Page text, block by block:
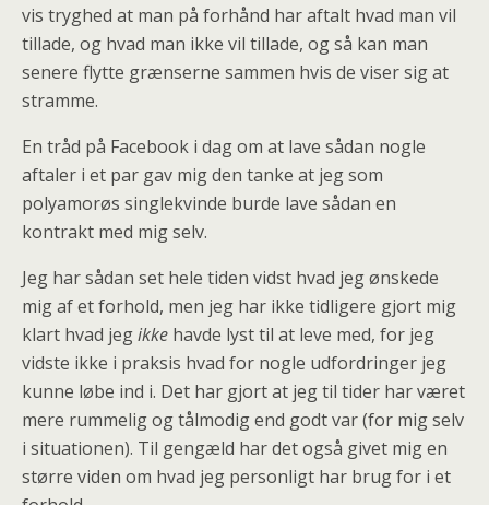
vis tryghed at man på forhånd har aftalt hvad man vil
tillade, og hvad man ikke vil tillade, og så kan man
senere flytte grænserne sammen hvis de viser sig at
stramme.
En tråd på Facebook i dag om at lave sådan nogle
aftaler i et par gav mig den tanke at jeg som
polyamorøs singlekvinde burde lave sådan en
kontrakt med mig selv.
Jeg har sådan set hele tiden vidst hvad jeg ønskede
mig af et forhold, men jeg har ikke tidligere gjort mig
klart hvad jegikke havde lyst til at leve med, for jeg
vidste ikke i praksis hvad for nogle udfordringer jeg
kunne løbe ind i. Det har gjort at jeg til tider har været
mere rummelig og tålmodig end godt var (for mig selv
i situationen). Til gengæld har det også givet mig en
større viden om hvad jeg personligt har brug for i et